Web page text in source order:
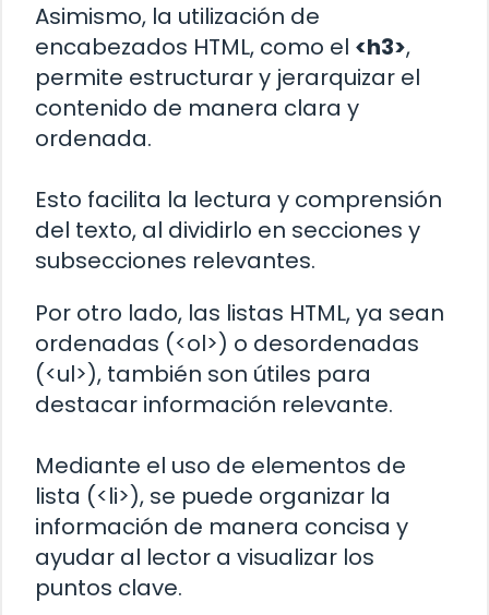
Asimismo, la utilización de
encabezados HTML, como el <h3>,
permite estructurar y jerarquizar el
contenido de manera clara y
ordenada.
Esto facilita la lectura y comprensión
del texto, al dividirlo en secciones y
subsecciones relevantes.
Por otro lado, las listas HTML, ya sean
ordenadas (<ol>) o desordenadas
(<ul>), también son útiles para
destacar información relevante.
Mediante el uso de elementos de
lista (<li>), se puede organizar la
información de manera concisa y
ayudar al lector a visualizar los
puntos clave.